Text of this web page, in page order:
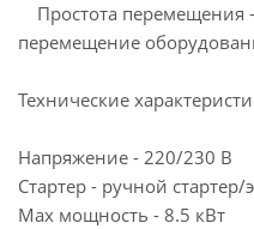
Простота перемещения
перемещение
Технические
Напряжение - 220/230 В
Стартер - ручной стартер/
Max мощность - 8.5 кВт